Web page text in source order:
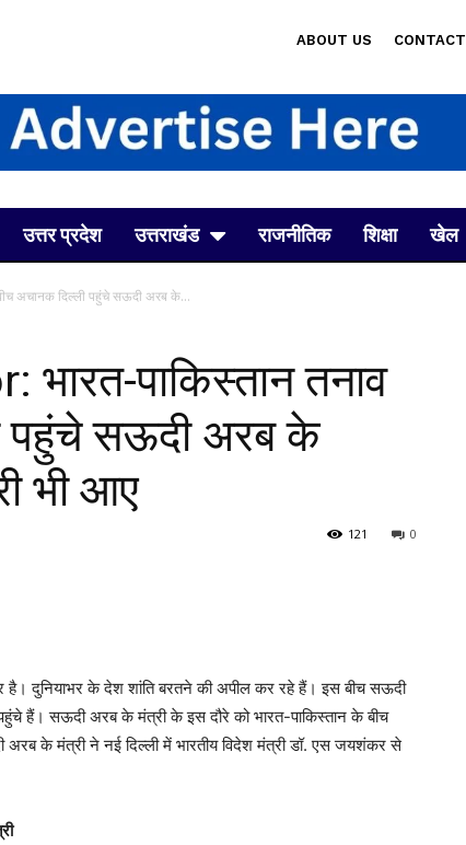
ABOUT US CONTACT
उत्तर प्रदेश उत्तराखंड राजनीतिक शिक्षा खेल
अचानक दिल्ली पहुंचे सऊदी अरब के...
पाकिस्तान तनाव
पहुंचे सऊदी अरब के
भी आए
0
121
है। दुनियाभर के देश शांति बरतने की अपील कर रहे हैं। इस बीच सऊदी
हैं। सऊदी अरब के मंत्री के इस दौरे को भारत-पाकिस्तान के बीच
के मंत्री ने नई दिल्ली में भारतीय विदेश मंत्री डॉ. एस जयशंकर से